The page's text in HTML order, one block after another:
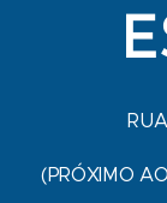
(PRÓXIMO